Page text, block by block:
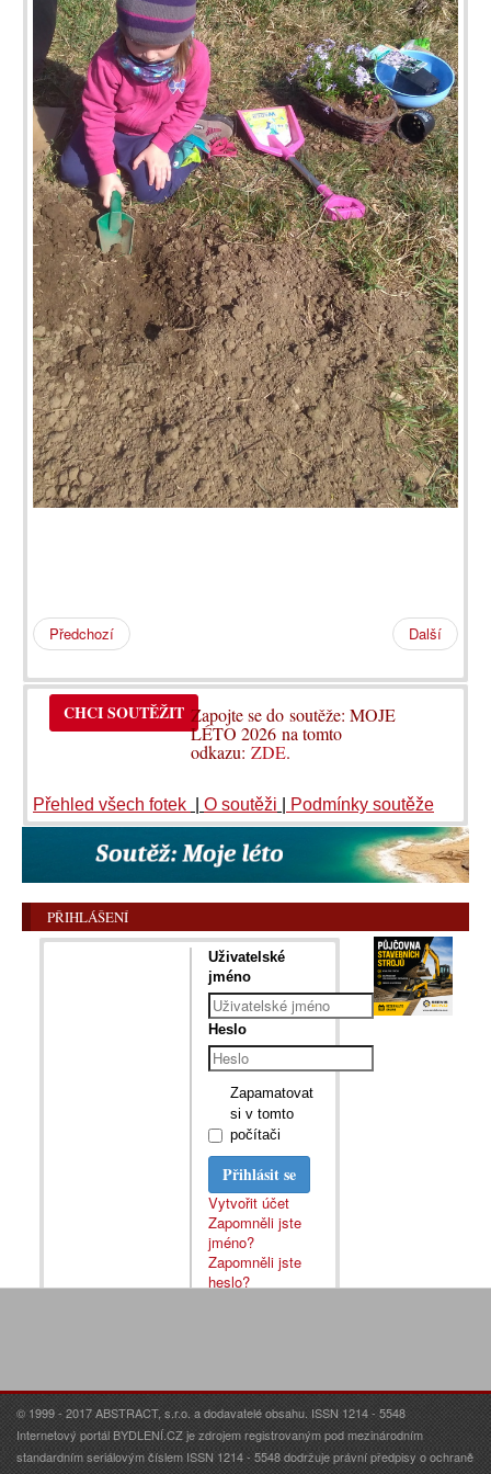
Předchozí Další
CHCI SOUTĚŽIT Zapojte se do soutěže: MOJE
LÉTO 2026 na tomto
odkazu:ZDE.
Přehled všech fotek O soutěži Podmínky soutěže
PŘIHLÁŠENÍ
Uživatelské
jméno
Heslo
Zapamatovat
si v tomto
počítači
Přihlásit se
Vytvořit účet
Zapomněli jste
jméno?
Zapomněli jste
heslo?
© 1999 - 2017 ABSTRACT, s.r.o. a dodavatelé obsahu. ISSN 1214 - 5548
Internetový portál BYDLENÍ.CZ je zdrojem registrovaným pod mezinárodním
standardním seriálovým číslem ISSN 1214 - 5548 dodržuje právní předpisy o ochraně